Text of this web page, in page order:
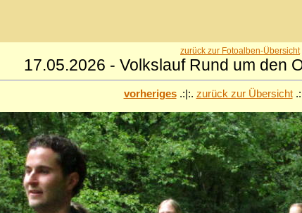
zurück zur Fotoalben-Übersicht
17.05.2026 - Volkslauf Rund um den
vorheriges.:|:. zurück zur Übersicht